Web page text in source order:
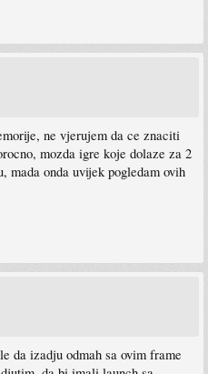
ne vjerujem da ce znaciti
mozda igre koje dolaze za 2
mada onda uvijek pogledam ovih
da izadju odmah sa ovim frame